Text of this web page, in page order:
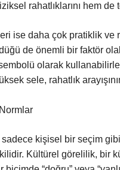
rahatlıklarını hem de
ise daha çok pratiklik
de önemli bir faktör
sembolü olarak
sele, rahatlık
kişisel bir seçim
Kültürel görelilik, bir